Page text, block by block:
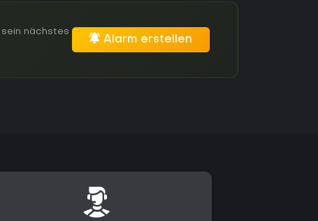
nächstes
Alarm erstellen